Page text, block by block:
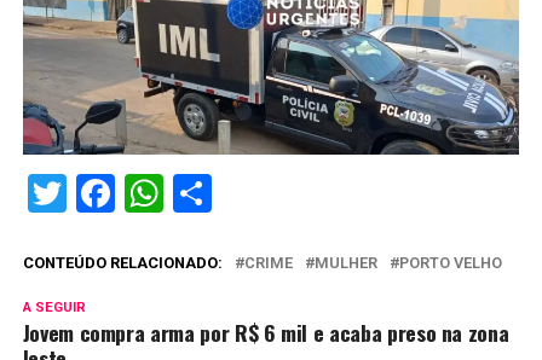
Twitter
Facebook
WhatsApp
Share
CONTEÚDO RELACIONADO: CRIME MULHER PORTO VELHO
A SEGUIR
Jovem compra arma por R$ 6 mil e acaba preso na zona